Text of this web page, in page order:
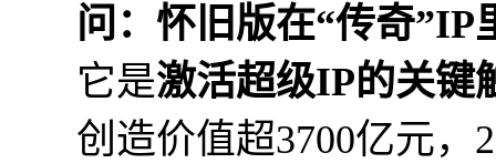
问：怀旧版在“传奇”IP
它是激活超级IP的关键
创造价值超3700亿元，